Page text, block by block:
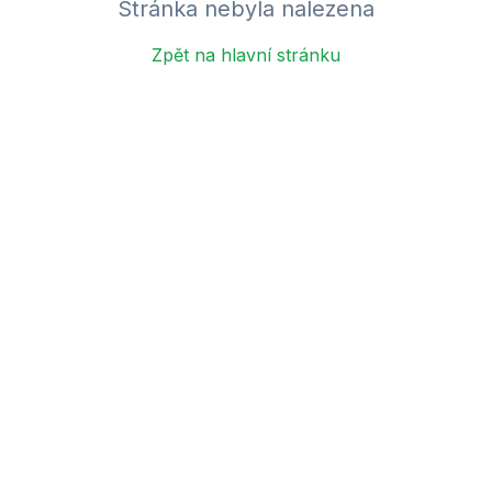
Stránka nebyla nalezena
Zpět na hlavní stránku